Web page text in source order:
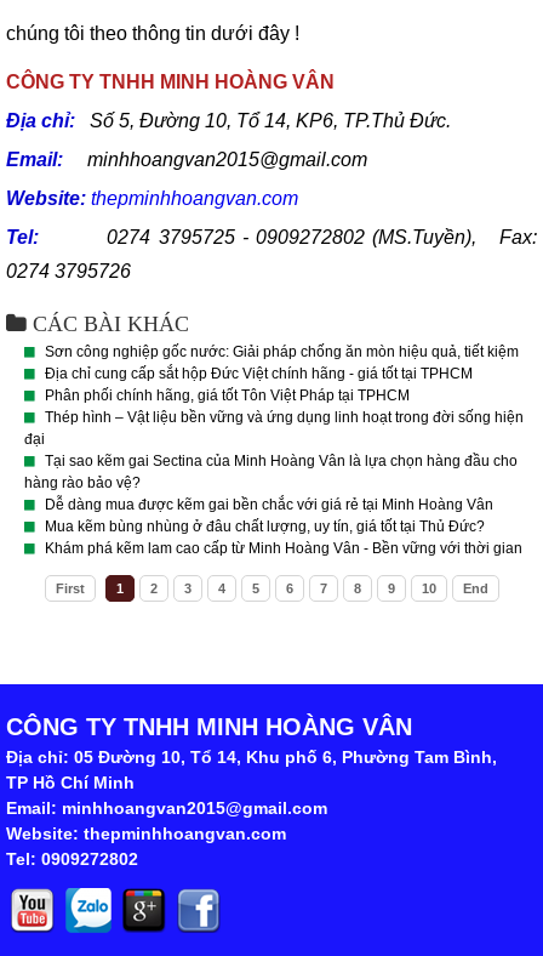
chúng tôi theo thông tin dưới đây !
CÔNG TY TNHH MINH HOÀNG VÂN
Địa chỉ:
Số 5, Đường 10, Tổ 14, KP6, TP.Thủ Đức.
Email:
minhhoangvan2015@gmail.com
Website: thepminhhoangvan.com
Tel:
0274 3795725 - 0909272802 (MS.Tuyền), Fax:
0274 3795726
CÁC BÀI KHÁC
Sơn công nghiệp gốc nước: Giải pháp chống ăn mòn hiệu quả, tiết kiệm
Địa chỉ cung cấp sắt hộp Đức Việt chính hãng - giá tốt tại TPHCM
Phân phối chính hãng, giá tốt Tôn Việt Pháp tại TPHCM
Thép hình – Vật liệu bền vững và ứng dụng linh hoạt trong đời sống hiện
đại
Tại sao kẽm gai Sectina của Minh Hoàng Vân là lựa chọn hàng đầu cho
hàng rào bảo vệ?
Dễ dàng mua được kẽm gai bền chắc với giá rẻ tại Minh Hoàng Vân
Mua kẽm bùng nhùng ở đâu chất lượng, uy tín, giá tốt tại Thủ Đức?
Khám phá kẽm lam cao cấp từ Minh Hoàng Vân - Bền vững với thời gian
First 1 2 3 4 5 6 7 8 9 10 End
CÔNG TY TNHH MINH HOÀNG VÂN
Địa chỉ: 05 Đường 10, Tổ 14, Khu phố 6, Phường Tam Bình,
TP Hồ Chí Minh
Email: minhhoangvan2015@gmail.com
Website: thepminhhoangvan.com
Tel: 0909272802